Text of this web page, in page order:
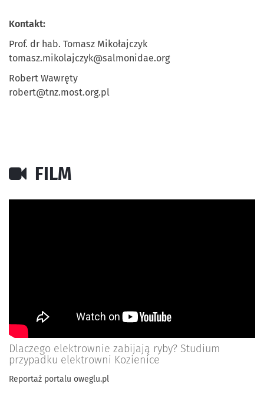
Kontakt:
Prof. dr hab. Tomasz Mikołajczyk
tomasz.mikolajczyk@salmonidae.org
Robert Wawręty
robert@tnz.most.org.pl
FILM
Dlaczego elektrownie zabijają ryby? Studium
przypadku elektrowni Kozienice
Reportaż portalu oweglu.pl